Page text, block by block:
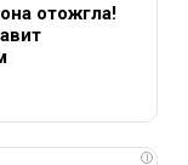
отожгла!
i